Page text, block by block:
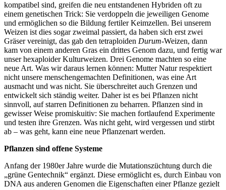
kompatibel sind, greifen die neu entstandenen Hybriden oft zu
einem genetischen Trick: Sie verdoppeln die jeweiligen Genome
und ermöglichen so die Bildung fertiler Keimzellen. Bei unserem
Weizen ist dies sogar zweimal passiert, da haben sich erst zwei
Gräser vereinigt, das gab den tetraploiden Durum-Weizen, dann
kam von einem anderen Gras ein drittes Genom dazu, und fertig war
unser hexaploider Kulturweizen. Drei Genome machten so eine
neue Art. Was wir daraus lernen können: Mutter Natur respektiert
nicht unsere menschengemachten Definitionen, was eine Art
ausmacht und was nicht. Sie überschreitet auch Grenzen und
entwickelt sich ständig weiter. Daher ist es bei Pflanzen nicht
sinnvoll, auf starren Definitionen zu beharren. Pflanzen sind in
gewisser Weise promiskuitiv: Sie machen fortlaufend Experimente
und testen ihre Grenzen. Was nicht geht, wird vergessen und stirbt
ab – was geht, kann eine neue Pflanzenart werden.
Pflanzen sind offene Systeme
Anfang der 1980er Jahre wurde die Mutationszüchtung durch die
„grüne Gentechnik“ ergänzt. Diese ermöglicht es, durch Einbau von
DNA aus anderen Genomen die Eigenschaften einer Pflanze gezielt